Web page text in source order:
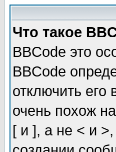
Что такое
BBCode это
BBCode
отключить
очень похож
[ и ], а не < и